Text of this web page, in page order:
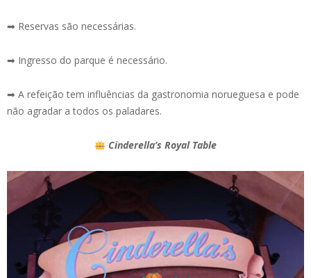
➡ Reservas são necessárias.
➡ Ingresso do parque é necessário.
➡ A refeição tem influências da gastronomia norueguesa e pode
não agradar a todos os paladares.
Cinderella’s Royal Table